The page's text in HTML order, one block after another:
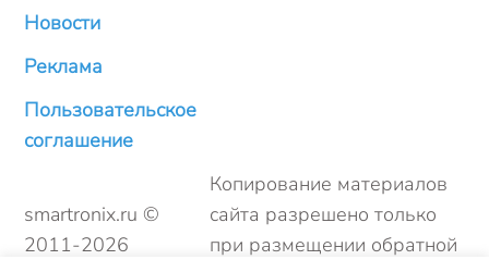
Новости
Реклама
Пользовательское
соглашение
smartronix.ru ©
2011-2026
Копирование материалов
сайта разрешено только
при размещении обратной